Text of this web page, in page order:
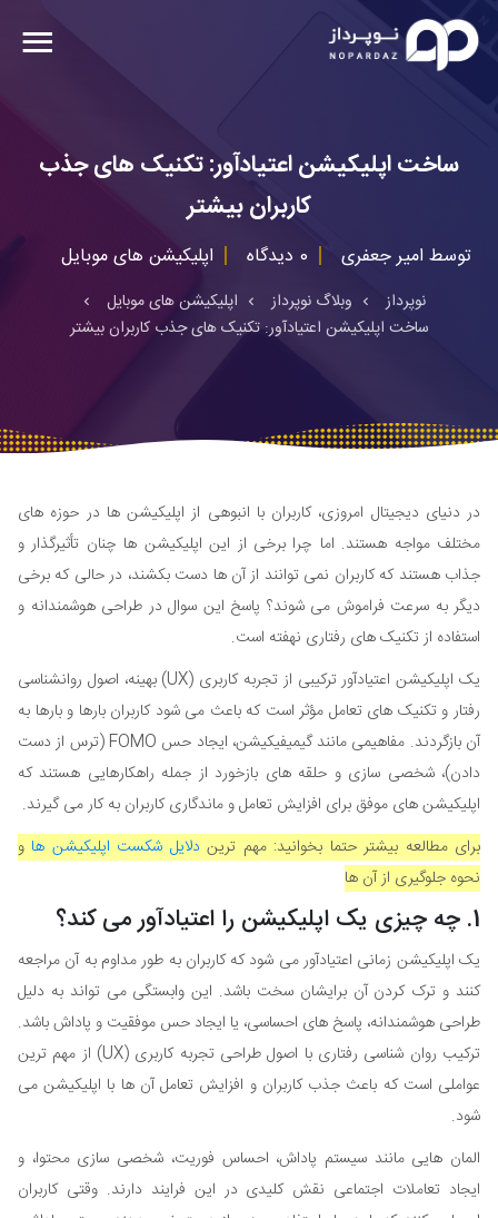
ساخت اپلیکیشن اعتیادآور: تکنیک‌ های جذب
کاربران بیشتر
توسط امیر جعفری 0 دیدگاه اپلیکیشن های موبایل
نوپرداز وبلاگ نوپرداز
اپلیکیشن های موبایل
ساخت اپلیکیشن اعتیادآور: تکنیک‌ های جذب کاربران بیشتر
در دنیای دیجیتال امروزی، کاربران با انبوهی از اپلیکیشن ها در حوزه های
مختلف مواجه هستند. اما چرا برخی از این اپلیکیشن ها چنان تأثیرگذار و
جذاب هستند که کاربران نمی توانند از آن ها دست بکشند، در حالی که برخی
دیگر به سرعت فراموش می شوند؟ پاسخ این سوال در طراحی هوشمندانه و
استفاده از تکنیک های رفتاری نهفته است.
یک اپلیکیشن اعتیادآور ترکیبی از تجربه کاربری (UX) بهینه، اصول روانشناسی
رفتار و تکنیک های تعامل مؤثر است که باعث می شود کاربران بارها و بارها به
آن بازگردند. مفاهیمی مانند گیمیفیکیشن، ایجاد حس FOMO (ترس از دست
دادن)، شخصی سازی و حلقه های بازخورد از جمله راهکارهایی هستند که
اپلیکیشن های موفق برای افزایش تعامل و ماندگاری کاربران به کار می گیرند.
برای مطالعه بیشتر حتما بخوانید: مهم تریندلایل شکست اپلیکیشن ها و
نحوه جلوگیری از آن ها
1. چه چیزی یک اپلیکیشن را اعتیادآور می کند؟
یک اپلیکیشن زمانی اعتیادآور می شود که کاربران به طور مداوم به آن مراجعه
کنند و ترک کردن آن برایشان سخت باشد. این وابستگی می تواند به دلیل
طراحی هوشمندانه، پاسخ های احساسی، یا ایجاد حس موفقیت و پاداش باشد.
ترکیب روان شناسی رفتاری با اصول طراحی تجربه کاربری (UX) از مهم ترین
عواملی است که باعث جذب کاربران و افزایش تعامل آن ها با اپلیکیشن می
شود.
المان هایی مانند سیستم پاداش، احساس فوریت، شخصی سازی محتوا، و
ایجاد تعاملات اجتماعی نقش کلیدی در این فرایند دارند. وقتی کاربران